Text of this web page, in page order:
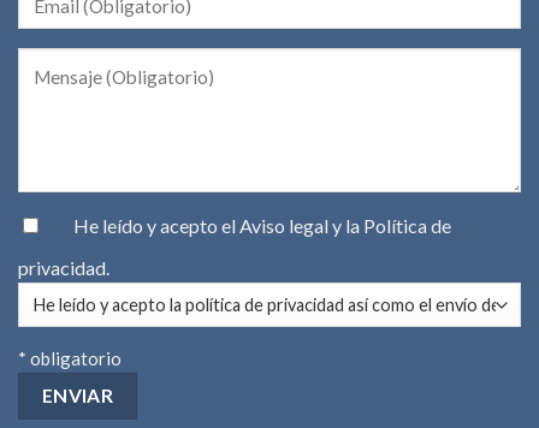
He leído y acepto elAviso legaly la Política de
privacidad.
* obligatorio